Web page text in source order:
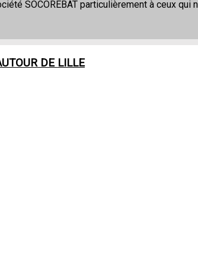
SOCOREBAT particulièrement à ceux qui
DE LILLE